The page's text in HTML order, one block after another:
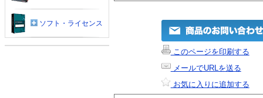
このページを印刷する
メールでURLを送る
お気に入りに追加する
ソフト・ライセンス